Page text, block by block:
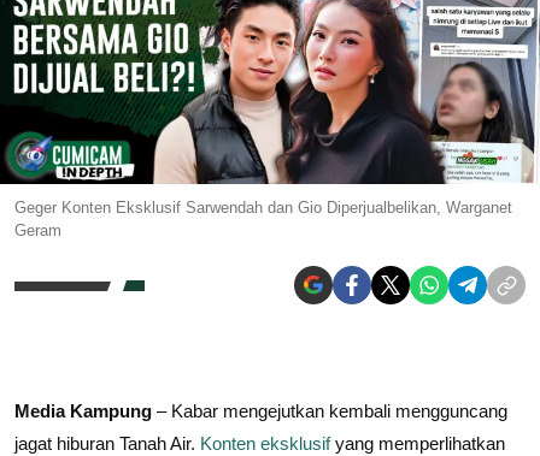
Geger Konten Eksklusif Sarwendah dan Gio Diperjualbelikan, Warganet
Geram
Media Kampung – Kabar mengejutkan kembali mengguncang
jagat hiburan Tanah Air. Konten eksklusifyang memperlihatkan